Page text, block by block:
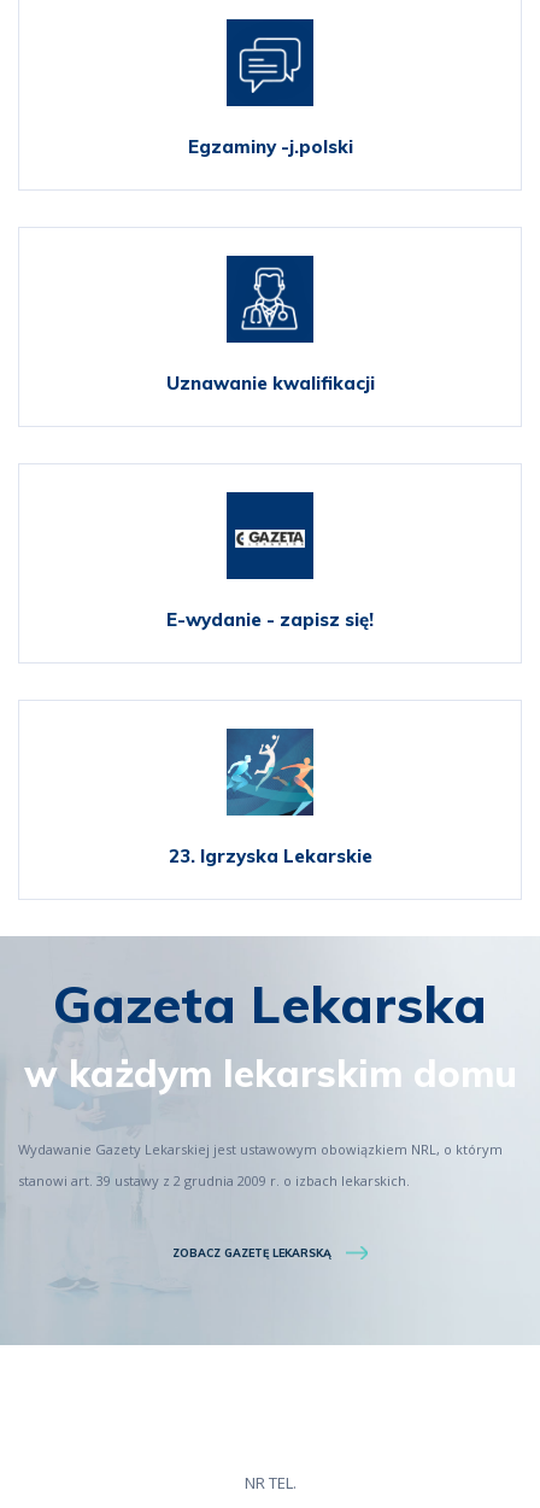
Egzaminy -j.polski
Uznawanie kwalifikacji
E-wydanie - zapisz się!
23. Igrzyska Lekarskie
Gazeta Lekarska
w każdym lekarskim domu
Wydawanie Gazety Lekarskiej jest ustawowym obowiązkiem NRL, o którym
stanowi art. 39 ustawy z 2 grudnia 2009 r. o izbach lekarskich.
ZOBACZ GAZETĘ LEKARSKĄ
NR TEL.